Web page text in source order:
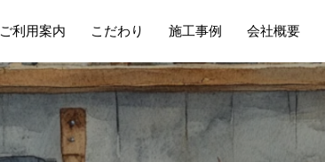
ご利用案内 こだわり 施工事例 会社概要